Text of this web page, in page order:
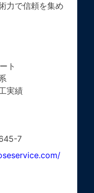
力で信頼を集め
ト
実績
7